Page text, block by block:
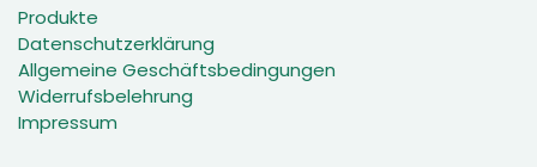
Produkte
Datenschutzerklärung
Allgemeine Geschäftsbedingungen
Widerrufsbelehrung
Impressum